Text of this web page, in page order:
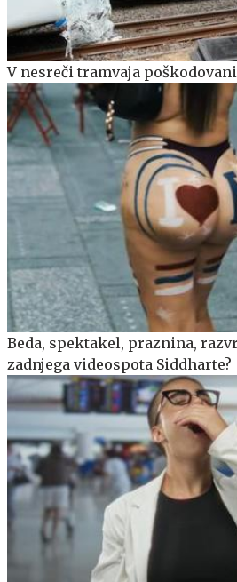
V nesreči tramvaja
Beda, spektakel, praznina,
zadnjega videospota Siddharte?